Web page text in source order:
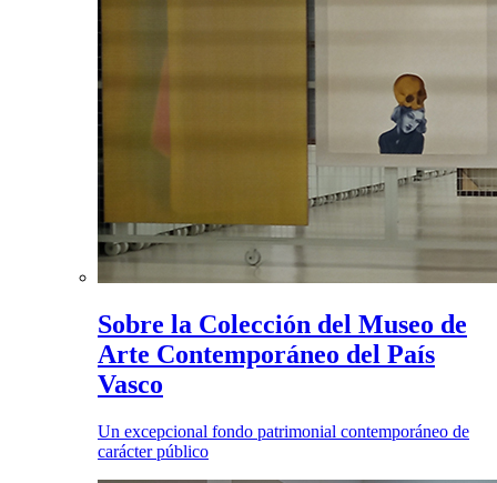
Sobre la Colección del Museo de
Arte Contemporáneo del País
Vasco
Un excepcional fondo patrimonial contemporáneo de
carácter público